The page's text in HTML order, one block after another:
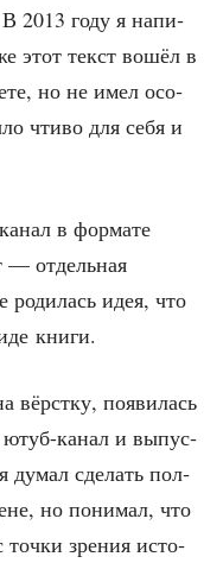
В 2013 году я напи­
этот текст вошёл в
но не имел осо­
чти­во для себя и
в фор­ма­те
— отдель­ная
роди­лась идея, что
книги.
вёрст­ку, появи­лась
ютуб-канал и выпус­
думал сде­лать пол­
но пони­мал, что
точ­ки зре­ния исто­